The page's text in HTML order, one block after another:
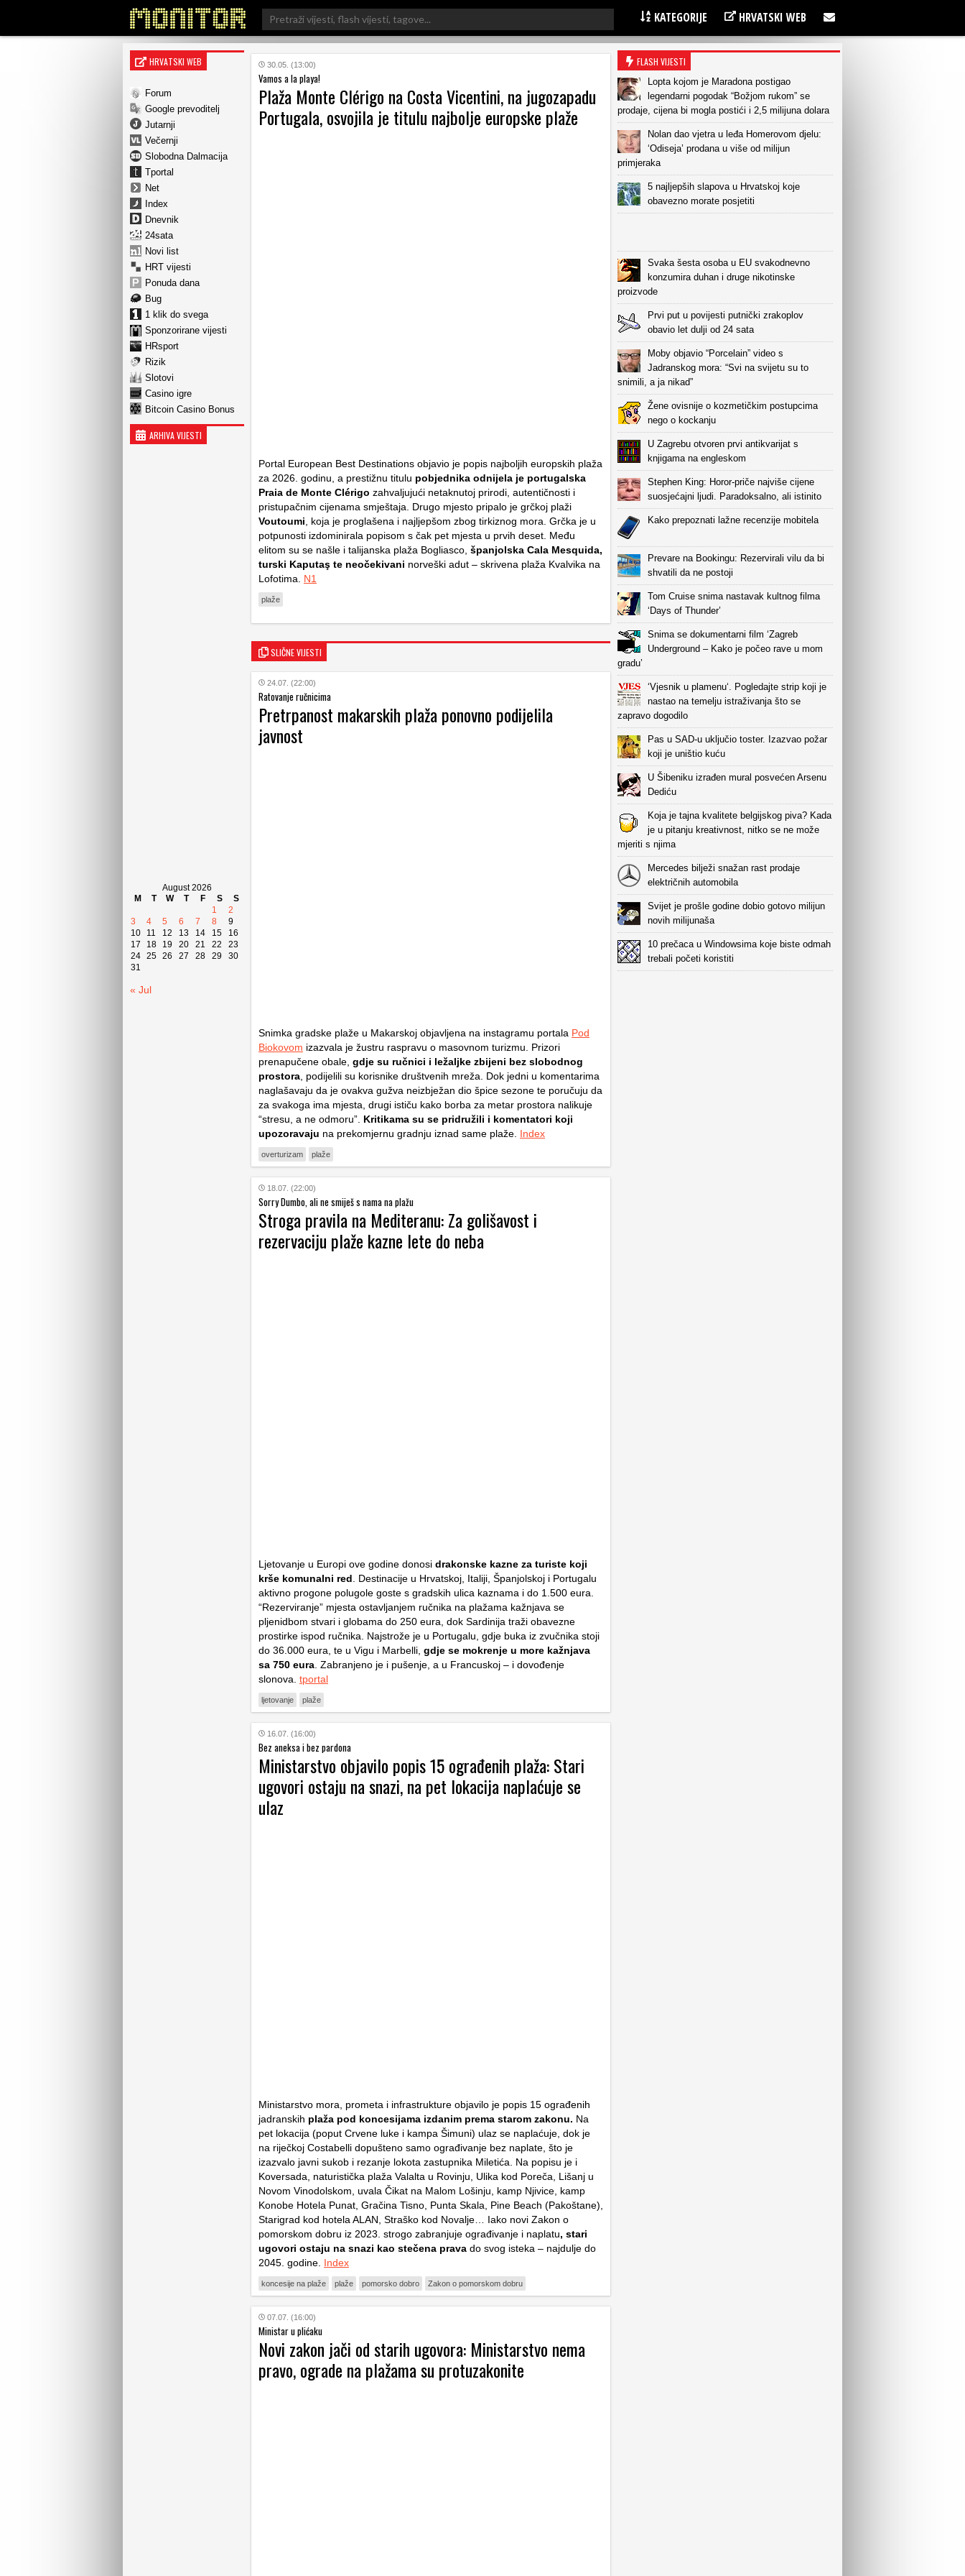
Search
for:
KATEGORIJE HRVATSKI WEB
HRVATSKI WEB
Forum
Google prevoditelj
Jutarnji
Večernji
Slobodna Dalmacija
Tportal
Net
Index
Dnevnik
24sata
Novi list
HRT vijesti
Ponuda dana
Bug
1 klik do svega
Sponzorirane vijesti
HRsport
Rizik
Slotovi
Casino igre
Bitcoin Casino Bonus
ARHIVA VIJESTI
August 2026
M
T W T F S
S
1
2
3
4 5 6 7 8
9
10
11 12 13 14 15
16
17
18 19 20 21 22
23
24 25 26 27 28 29
30
31
« Jul
30.05. (13:00)
Vamos a la playa!
Plaža Monte Clérigo na Costa Vicentini, na jugozapadu
Portugala, osvojila je titulu najbolje europske plaže
Portal European Best Destinations objavio je popis najboljih europskih plaža
za 2026. godinu, a prestižnu titulu pobjednika odnijela je portugalska
Praia de Monte Clérigo zahvaljujući netaknutoj prirodi, autentičnosti i
pristupačnim cijenama smještaja. Drugo mjesto pripalo je grčkoj plaži
Voutoumi , koja je proglašena i najljepšom zbog tirkiznog mora. Grčka je u
potpunosti izdominirala popisom s čak pet mjesta u prvih deset. Među
elitom su se našle i talijanska plaža Bogliasco, španjolska Cala Mesquida,
turski Kaputaş te neočekivani norveški adut – skrivena plaža Kvalvika na
Lofotima. N1
plaže
SLIČNE VIJESTI
24.07. (22:00)
Ratovanje ručnicima
Pretrpanost makarskih plaža ponovno podijelila
javnost
Snimka gradske plaže u Makarskoj objavljena na instagramu portala Pod
Biokovom izazvala je žustru raspravu o masovnom turizmu. Prizori
prenapučene obale, gdje su ručnici i ležaljke zbijeni bez slobodnog
prostora , podijelili su korisnike društvenih mreža. Dok jedni u komentarima
naglašavaju da je ovakva gužva neizbježan dio špice sezone te poručuju da
za svakoga ima mjesta, drugi ističu kako borba za metar prostora nalikuje
“stresu, a ne odmoru”. Kritikama su se pridružili i komentatori koji
upozoravaju na prekomjernu gradnju iznad same plaže. Index
overturizam plaže
18.07. (22:00)
Sorry Dumbo, ali ne smiješ s nama na plažu
Stroga pravila na Mediteranu: Za golišavost i
rezervaciju plaže kazne lete do neba
Ljetovanje u Europi ove godine donosi drakonske kazne za turiste koji
krše komunalni red . Destinacije u Hrvatskoj, Italiji, Španjolskoj i Portugalu
aktivno progone polugole goste s gradskih ulica kaznama i do 1.500 eura.
“Rezerviranje” mjesta ostavljanjem ručnika na plažama kažnjava se
pljenidbom stvari i globama do 250 eura, dok Sardinija traži obavezne
prostirke ispod ručnika. Najstrože je u Portugalu, gdje buka iz zvučnika stoji
do 36.000 eura, te u Vigu i Marbelli, gdje se mokrenje u more kažnjava
sa 750 eura . Zabranjeno je i pušenje, a u Francuskoj – i dovođenje
slonova. tportal
ljetovanje plaže
16.07. (16:00)
Bez aneksa i bez pardona
Ministarstvo objavilo popis 15 ograđenih plaža: Stari
ugovori ostaju na snazi, na pet lokacija naplaćuje se
ulaz
Ministarstvo mora, prometa i infrastrukture objavilo je popis 15 ograđenih
jadranskih plaža pod koncesijama izdanim prema starom zakonu. Na
pet lokacija (poput Crvene luke i kampa Šimuni) ulaz se naplaćuje, dok je
na riječkoj Costabelli dopušteno samo ograđivanje bez naplate, što je
izazvalo javni sukob i rezanje lokota zastupnika Miletića. Na popisu je i
Koversada, naturistička plaža Valalta u Rovinju, Ulika kod Poreča, Lišanj u
Novom Vinodolskom, uvala Čikat na Malom Lošinju, kamp Njivice, kamp
Konobe Hotela Punat, Gračina Tisno, Punta Skala, Pine Beach (Pakoštane),
Starigrad kod hotela ALAN, Straško kod Novalje… Iako novi Zakon o
pomorskom dobru iz 2023. strogo zabranjuje ograđivanje i naplatu, stari
ugovori ostaju na snazi kao stečena prava do svog isteka – najdulje do
2045. godine. Index
koncesije na plaže plaže pomorsko dobro Zakon o pomorskom dobru
07.07. (16:00)
Ministar u plićaku
Novi zakon jači od starih ugovora: Ministarstvo nema
pravo, ograde na plažama su protuzakonite
FLASH VIJESTI
Lopta kojom je Maradona postigao
legendarni pogodak “Božjom rukom” se
prodaje, cijena bi mogla postići i 2,5 milijuna dolara
Nolan dao vjetra u leđa Homerovom djelu:
‘Odiseja’ prodana u više od milijun
primjeraka
5 najljepših slapova u Hrvatskoj koje
obavezno morate posjetiti
Svaka šesta osoba u EU svakodnevno
konzumira duhan i druge nikotinske
proizvode
Prvi put u povijesti putnički zrakoplov
obavio let dulji od 24 sata
Moby objavio “Porcelain” video s
Jadranskog mora: “Svi na svijetu su to
snimili, a ja nikad”
Žene ovisnije o kozmetičkim postupcima
nego o kockanju
U Zagrebu otvoren prvi antikvarijat s
knjigama na engleskom
Stephen King: Horor-priče najviše cijene
suosjećajni ljudi. Paradoksalno, ali istinito
Kako prepoznati lažne recenzije mobitela
Prevare na Bookingu: Rezervirali vilu da bi
shvatili da ne postoji
Tom Cruise snima nastavak kultnog filma
‘Days of Thunder’
Snima se dokumentarni film ‘Zagreb
Underground – Kako je počeo rave u mom
gradu’
‘Vjesnik u plamenu‘. Pogledajte strip koji je
nastao na temelju istraživanja što se
zapravo dogodilo
Pas u SAD-u uključio toster. Izazvao požar
koji je uništio kuću
U Šibeniku izrađen mural posvećen Arsenu
Dediću
Koja je tajna kvalitete belgijskog piva? Kada
je u pitanju kreativnost, nitko se ne može
mjeriti s njima
Mercedes bilježi snažan rast prodaje
električnih automobila
Svijet je prošle godine dobio gotovo milijun
novih milijunaša
10 prečaca u Windowsima koje biste odmah
trebali početi koristiti